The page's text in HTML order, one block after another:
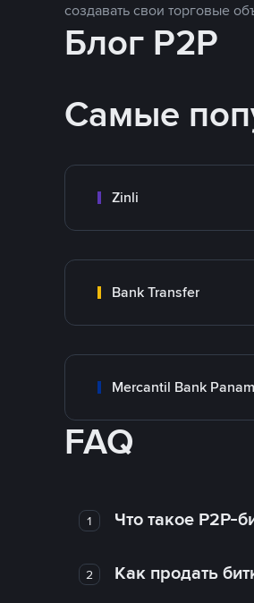
создавать свои торговые
Блог P2P
Самые
Zinli
Bank Transfer
Mercantil Bank
FAQ
1 Что такое P2P-
2 Как продать